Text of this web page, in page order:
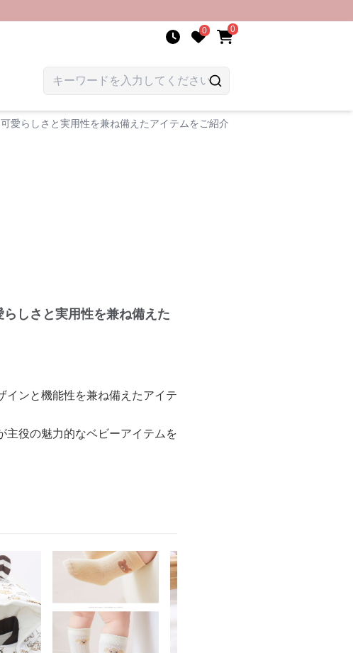
0 0
愛らしさと実用性を兼ね備えたアイテムをご紹介
しさと実用性を兼ね備えた
インと機能性を兼ね備えたアイテ
役の魅力的なベビーアイテムを